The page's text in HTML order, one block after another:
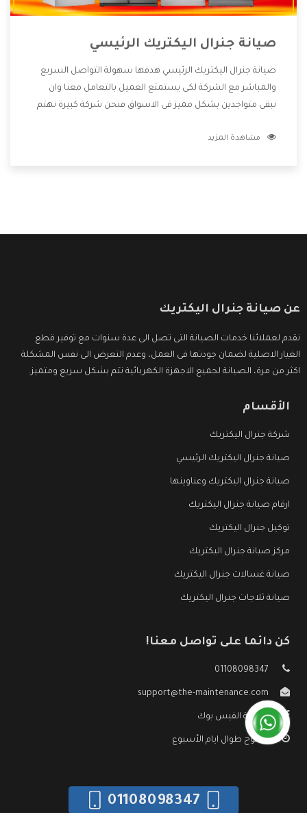
صيانة جنرال اليكتريك الرئيسي
صيانة جنرال اليكتريك الرئيسي هدفها سهولة التواصل السريع
والمباشر مع الشركة لكى يستمتع العميل بالتعامل معنا وان
نبقى متواجدين بشكل مميز فى الاسواق فنحن شركة كبيرة نهتم
الشركة بها والتى تكون منها خدمة الصيانة التى تكون من أهم
مشاهدة المزيد
عن صيانة جنرال اليكتريك
نقدم لعملائنا خدمات الصيانة التى تصل الى عدة سنوات مع توفير قطع
الغيار الاصلية لضمان جودتها فى العمل، وعدم التعرض الى نفس المشكلة
اكثر من مرة، الصيانة لجميع الاجهزة الكهربائية تتم بشكل سريع ومتميز.
الأقسام
شركة جنرال اليكتريك
صيانة جنرال اليكتريك الرئيسي
صيانة جنرال اليكتريك وعناوينها
ارقام صيانة جنرال اليكتريك
توكيل جنرال اليكتريك
مركز صيانة جنرال اليكتريك
صيانة غسالات جنرال اليكتريك
صيانة ثلاجات جنرال اليكتريك
كن دائما على تواصل معنا!
01108098347
support@the-maintenance.com
صفحة الفيس بوك
مفتوح طوال ايام الأسبوع
01108098347